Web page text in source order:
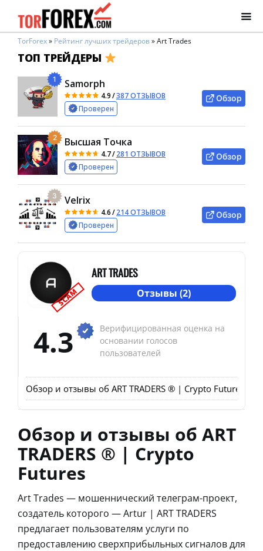
TorForex» Рейтинг лучших трейдеров»Art Trades
ТОП ТРЕЙДЕРЫ
1 Samorph
4.9/387 ОТЗЫВОВ
Проверен
Обзор
2 Высшая Точка
4.7/281 ОТЗЫВОВ
Проверен
Обзор
3 Velrix
4.6/214 ОТЗЫВОВ
Проверен
Обзор
SCAM
ART TRADES
Отзывы (2)
4.3
Верифицированная оценка на
основании голосов
пользователей
Обзор и отзывы об ART TRADERS ® | Crypto Futures
Обзор и отзывы об ART
TRADERS ® | Crypto
Futures
Art Trades — мошеннический телеграм-проект,
создатель которого — Artur | ART TRADERS
предлагает пользователям услуги по
предоставлению сверхприбыльных сигналов для